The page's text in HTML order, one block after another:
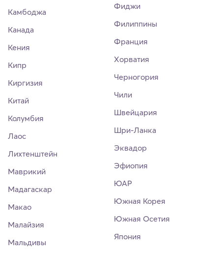
Камбоджа
Канада
Кения
Кипр
Киргизия
Китай
Колумбия
Лаос
Лихтенштейн
Маврикий
Мадагаскар
Макао
Малайзия
Мальдивы
Фиджи
Филиппины
Франция
Хорватия
Черногория
Чили
Швейцария
Шри-Ланка
Эквадор
Эфиопия
ЮАР
Южная Корея
Южная Осетия
Япония